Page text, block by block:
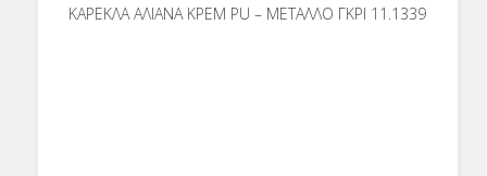
ΚΑΡΕΚΛΑ ΑΛΙΑΝΑ ΚΡΕΜ PU – ΜΕΤΑΛΛΟ ΓΚΡΙ 11.1339